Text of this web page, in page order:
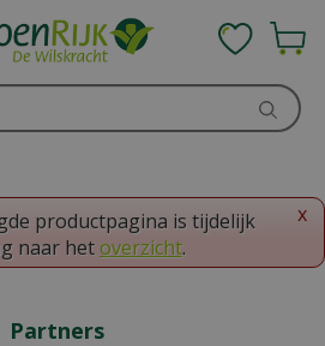
x
productpagina is tijdelijk
naar hetoverzicht.
Partners